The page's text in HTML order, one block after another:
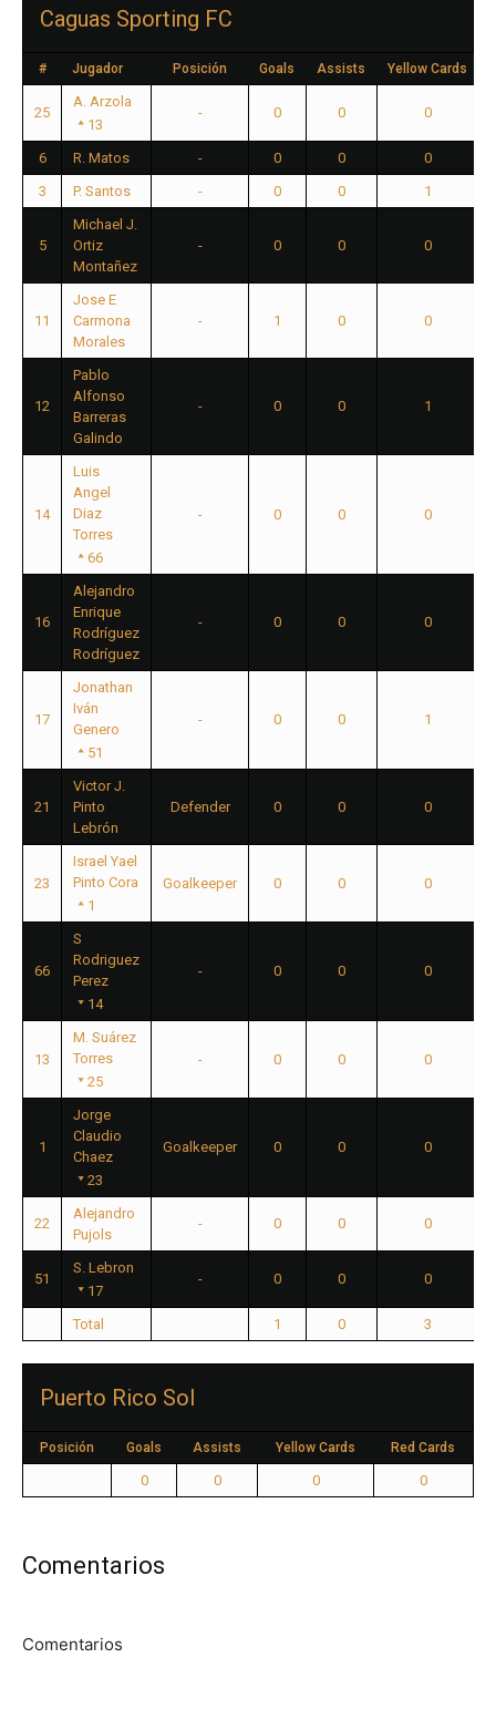
Caguas Sporting FC
# Jugador Posición Goals Assists Yellow Cards
25
A. Arzola
13
- 0 0 0
6 R. Matos - 0 0
0
3
P. Santos - 0 0 1
5
Michael J.
Ortiz
Montañez
- 0 0 0
11
Jose E
Carmona
Morales
- 1 0 0
12
Pablo
Alfonso
Barreras
Galindo
- 0 0 1
14
Luis
Angel
Diaz
Torres
66
- 0 0 0
16
Alejandro
Enrique
Rodríguez
Rodríguez
- 0 0 0
17
Jonathan
Iván
Genero
51
- 0 0 1
21
Victor J.
Pinto
Lebrón
Defender 0 0 0
23
Israel Yael
Pinto Cora
1
Goalkeeper 0 0 0
66
S
Rodriguez
Perez
14
- 0 0 0
13
M. Suárez
Torres
25
- 0 0 0
1
Jorge
Claudio
Chaez
23
Goalkeeper 0 0 0
22
Alejandro
Pujols
- 0 0 0
51
S. Lebron
17
- 0 0 0
Total 1 0 3
Puerto Rico Sol
Posición Goals Assists Yellow Cards Red Cards
0 0 0 0
Comentarios
Comentarios